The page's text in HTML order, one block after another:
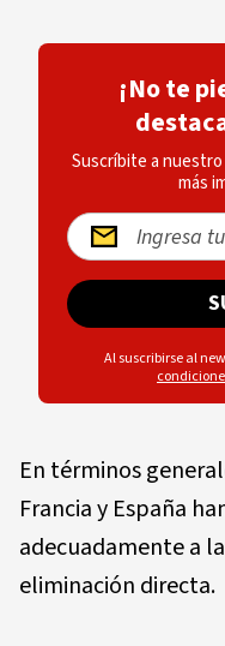
¡No te
Suscríbite a
más
Al suscribirse al
En términos
Francia y España
adecuadamente a
eliminación directa.